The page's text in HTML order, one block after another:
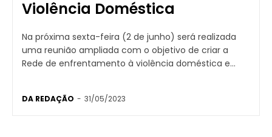
Violência Doméstica
Na próxima sexta-feira (2 de junho) será realizada
uma reunião ampliada com o objetivo de criar a
Rede de enfrentamento à violência doméstica e...
DA REDAÇÃO - 31/05/2023